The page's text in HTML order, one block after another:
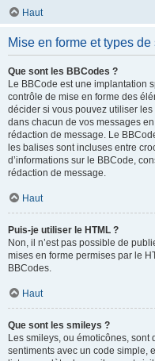
Haut
Mise en forme et types de
Que sont les BBCodes ?
Le BBCode est une implantation
contrôle de mise en forme des
décider si vous pouvez utiliser
dans chacun de vos messages
rédaction de message. Le
les balises sont incluses entre
d’informations sur le BBCode,
rédaction de message.
Haut
Puis-je utiliser le HTML ?
Non, il n’est pas possible de
mises en forme permises par le
BBCodes.
Haut
Que sont les smileys ?
Les smileys, ou émoticônes,
sentiments avec un code simple,